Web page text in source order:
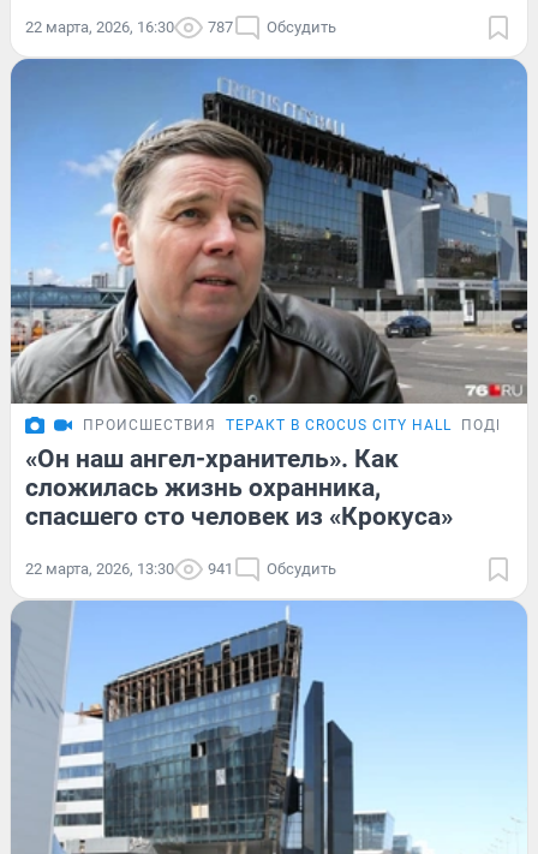
22 марта, 2026, 16:30 787 Обсудить
ПРОИСШЕСТВИЯ ТЕРАКТ В CROCUS CITY HALL
«Он наш ангел-хранитель». Как
сложилась жизнь охранника,
спасшего сто человек из «Крокуса»
22 марта, 2026, 13:30 941 Обсудить